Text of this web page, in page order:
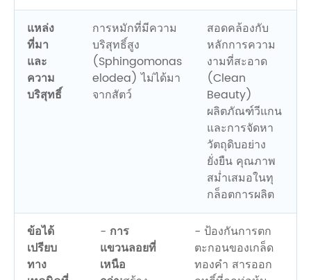
แหล่ง
ที่มา
และ
ความ
บริสุทธิ์
การหมักที่มีความ
บริสุทธิ์สูง
(Sphingomonas
elodea) ไม่ได้มา
จากสัตว์
สอดคล้องกับ
หลักการความ
งามที่สะอาด
(Clean
Beauty)
ผลิตภัณฑ์วีแกน
และการจัดหา
วัตถุดิบอย่าง
ยั่งยืน คุณภาพ
สม่ำเสมอในทุ
กล็อตการผลิต
ข้อได้
เปรียบ
ทาง
- การ
แขวนลอยที่
เหนือ
- ป้องกันการตก
ตะกอนของเกล็ด
ทองคำ สารออก